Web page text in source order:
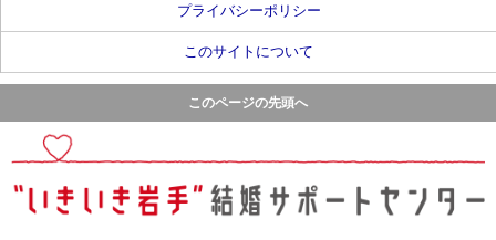
プライバシーポリシー
このサイトについて
このページの先頭へ